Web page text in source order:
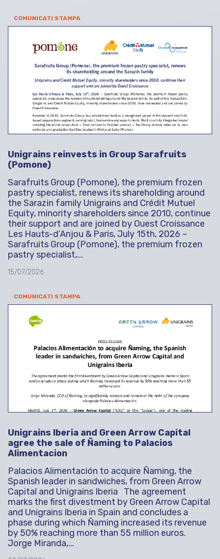
COMUNICATI STAMPA
Unigrains reinvests in Group Sarafruits
(Pomone)
Sarafruits Group (Pomone), the premium frozen
pastry specialist, renews its shareholding around
the Sarazin family Unigrains and Crédit Mutuel
Equity, minority shareholders since 2010, continue
their support and are joined by Ouest Croissance
Les Hauts-d’Anjou & Paris, July 15th, 2026 –
Sarafruits Group (Pomone), the premium frozen
pastry specialist,...
15/07/2026
COMUNICATI STAMPA
Unigrains Iberia and Green Arrow Capital
agree the sale of Ñaming to Palacios
Alimentacion
Palacios Alimentación to acquire Ñaming, the
Spanish leader in sandwiches, from Green Arrow
Capital and Unigrains Iberia The agreement
marks the first divestment by Green Arrow Capital
and Unigrains Iberia in Spain and concludes a
phase during which Ñaming increased its revenue
by 50% reaching more than 55 million euros.
Jorge Miranda,...